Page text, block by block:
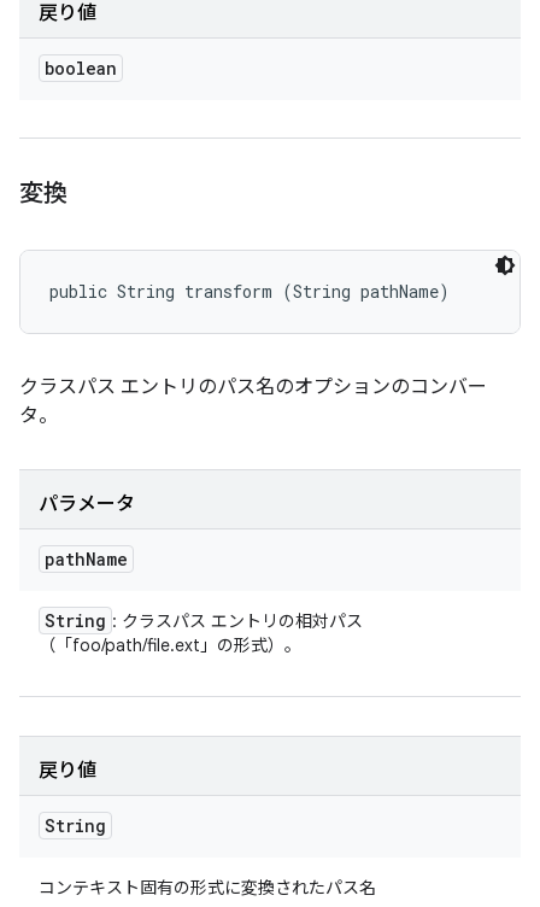
戻り値
boolean
変換
public String transform (String pathName)
クラスパス エントリのパス名のオプションのコンバー
タ。
パラメータ
pathName
String : クラスパス エントリの相対パス
（「foo/path/file.ext」の形式）。
戻り値
String
コンテキスト固有の形式に変換されたパス名